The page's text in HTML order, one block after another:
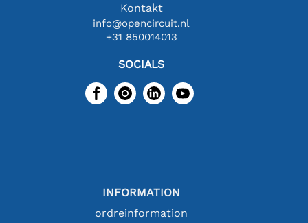
Kontakt
info@opencircuit.nl
+31 850014013
SOCIALS
INFORMATION
ordreinformation